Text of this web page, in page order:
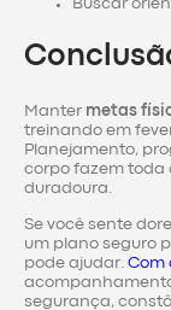
Buscar
Manter metas
treinando em
Planejamento,
corpo fazem toda
duradoura.
Se você sente
um plano seguro
pode ajudar. Com
segurança,